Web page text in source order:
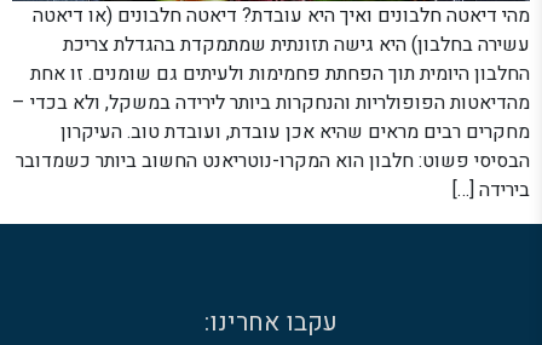
מהי דיאטה חלבונים ואיך היא עובדת? דיאטה חלבונים (או דיאטה
עשירה בחלבון) היא גישה תזונתית שמתמקדת בהגדלת צריכת
החלבון היומית תוך הפחתת פחמימות ולעיתים גם שומנים. זו אחת
מהדיאטות הפופולריות והנחקרות ביותר לירידה במשקל, ולא בכדי –
מחקרים רבים מראים שהיא אכן עובדת, ועובדת טוב. העיקרון
הבסיסי פשוט: חלבון הוא המקרו-נוטריאנט החשוב ביותר כשמדובר
בירידה […]
עקבו אחרינו: